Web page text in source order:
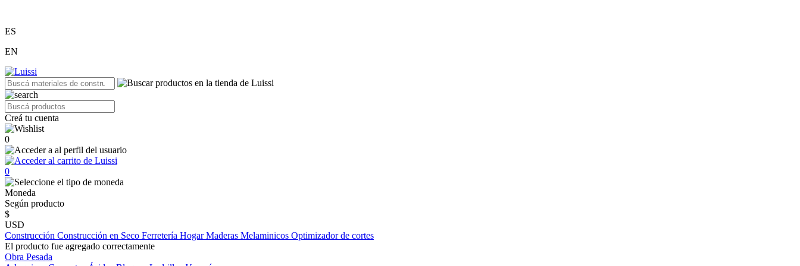
ES
EN
Creá tu cuenta
0
0
Moneda
Según producto
$
USD
Construcción Construcción en Seco Ferretería HogarMaderas Melaminicos Optimizador de cortes
El producto fue agregado correctamente
Obra Pesada